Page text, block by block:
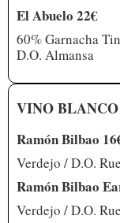
El Abuelo 22€
60% Garnacha
D.O. Almansa
VINO BLANCO
Ramón Bilbao
Verdejo / D.O.
Ramón Bilbao
Verdejo / D.O.